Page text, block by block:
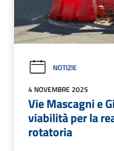
NOTIZIE
4 NOVEMBRE 2025
Vie Mascagni e
viabilità per la
rotatoria